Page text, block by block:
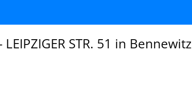
LEIPZIGER STR. 51 in Bennewitz